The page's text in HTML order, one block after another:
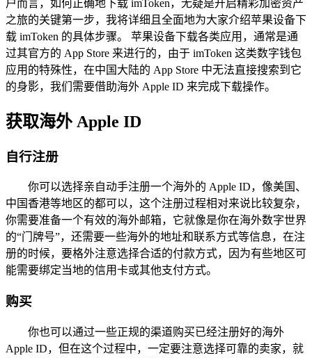
户而言，如何正确地下载 imToken，无疑是开启精彩加密资产
之旅的关键第一步，我将详细且全面地为大家介绍苹果设备下
载 imToken 的具体步骤。 苹果设备下载各类应用，通常是通
过其官方的 App Store 来进行的，由于 imToken 这类数字钱包
应用的特殊性，在中国大陆的 App Store 中无法直接搜索到它
的身影，我们需要借助海外 Apple ID 来完成下载操作。
获取海外 Apple ID
自行注册
你可以选择亲自动手注册一个海外的 Apple ID，像美国、
中国香港等地区的都可以，这个注册过程相对来说比较复杂，
你需要准备一个有效的海外邮箱，它就像是你在海外数字世界
的“门牌号”，还需要一些海外的地址和联系方式等信息，在注
册的时候，要格外注意选择合适的付款方式，因为有些地区可
能需要绑定当地的信用卡或其他支付方式。
购买
你也可以通过一些正规的渠道购买已经注册好的海外
Apple ID，但在这个过程中，一定要注意选择可靠的卖家，就